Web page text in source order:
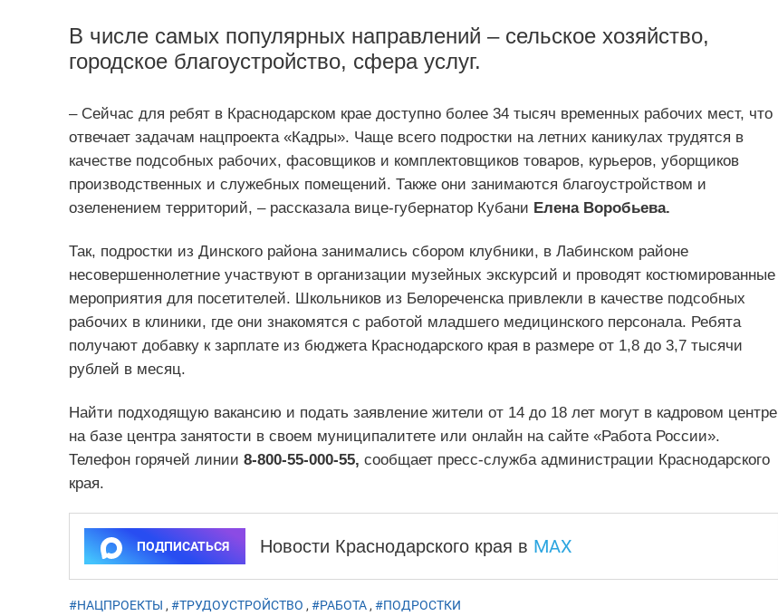
В числе самых популярных направлений – сельское хозяйство,
городское благоустройство, сфера услуг.
– Сейчас для ребят в Краснодарском крае доступно более 34 тысяч временных рабочих мест, что
отвечает задачам нацпроекта «Кадры». Чаще всего подростки на летних каникулах трудятся в
качестве подсобных рабочих, фасовщиков и комплектовщиков товаров, курьеров, уборщиков
производственных и служебных помещений. Также они занимаются благоустройством и
озеленением территорий, – рассказала вице-губернатор Кубани Елена Воробьева.
Так, подростки из Динского района занимались сбором клубники, в Лабинском районе
несовершеннолетние участвуют в организации музейных экскурсий и проводят костюмированные
мероприятия для посетителей. Школьников из Белореченска привлекли в качестве подсобных
рабочих в клиники, где они знакомятся с работой младшего медицинского персонала. Ребята
получают добавку к зарплате из бюджета Краснодарского края в размере от 1,8 до 3,7 тысячи
рублей в месяц.
Найти подходящую вакансию и подать заявление жители от 14 до 18 лет могут в кадровом центре
на базе центра занятости в своем муниципалитете или онлайн на сайте «Работа России».
Телефон горячей линии 8-800-55-000-55, сообщает пресс-служба администрации Краснодарского
края.
ПОДПИСАТЬСЯ Новости Краснодарского края в MAX
#НАЦПРОЕКТЫ , #ТРУДОУСТРОЙСТВО , #РАБОТА, #ПОДРОСТКИ